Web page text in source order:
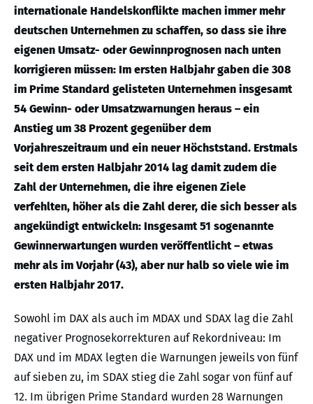
internationale Handelskonflikte machen immer mehr
deutschen Unternehmen zu schaffen, so dass sie ihre
eigenen Umsatz- oder Gewinnprognosen nach unten
korrigieren müssen: Im ersten Halbjahr gaben die 308
im Prime Standard gelisteten Unternehmen insgesamt
54 Gewinn- oder Umsatzwarnungen heraus – ein
Anstieg um 38 Prozent gegenüber dem
Vorjahreszeitraum und ein neuer Höchststand. Erstmals
seit dem ersten Halbjahr 2014 lag damit zudem die
Zahl der Unternehmen, die ihre eigenen Ziele
verfehlten, höher als die Zahl derer, die sich besser als
angekündigt entwickeln: Insgesamt 51 sogenannte
Gewinnerwartungen wurden veröffentlicht – etwas
mehr als im Vorjahr (43), aber nur halb so viele wie im
ersten Halbjahr 2017.
Sowohl im DAX als auch im MDAX und SDAX lag die Zahl
negativer Prognosekorrekturen auf Rekordniveau: Im
DAX und im MDAX legten die Warnungen jeweils von fünf
auf sieben zu, im SDAX stieg die Zahl sogar von fünf auf
12. Im übrigen Prime Standard wurden 28 Warnungen